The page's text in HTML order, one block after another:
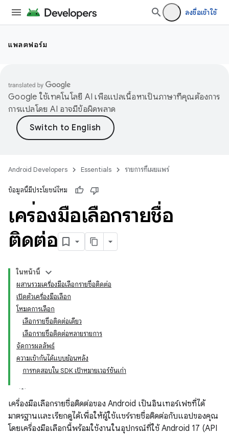
ลงชื่อเข้าใช้
แพลตฟอร์ม
Google ใช้เทคโนโลยี AI เพื่อแปลเนื้อหาเป็นภาษาที่คุณต้องการ
การแปลโดย AI อาจมีข้อผิดพลาด
Android Developers Essentials รายการที่เผยแพร่
ข้อมูลนี้มีประโยชน์ไหม
เครื่องมือเลือกรายชื่อ
ติดต่อ
ในหน้านี้
ผสานรวมเครื่องมือเลือกรายชื่อติดต่อ
เปิดตัวเครื่องมือเลือก
โหมดการเลือก
เลือกรายชื่อติดต่อเดียว
เลือกรายชื่อติดต่อหลายรายการ
จัดการผลลัพธ์
ความเข้ากันได้แบบย้อนหลัง
การทดสอบใน SDK เป้าหมายเวอร์ชันเก่า
เครื่องมือเลือกรายชื่อติดต่อของ Android เป็นอินเทอร์เฟซที่ได้
มาตรฐานและเรียกดูได้เพื่อให้ผู้ใช้แชร์รายชื่อติดต่อกับแอปของคุณ
โดยเครื่องมือเลือกนี้พร้อมใช้งานในอุปกรณ์ที่ใช้ Android 17 (API